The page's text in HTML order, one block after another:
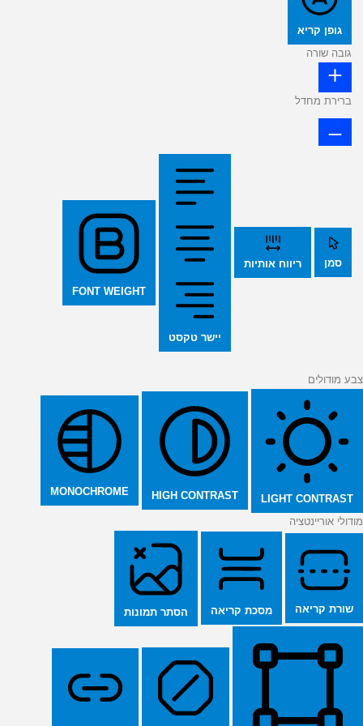
גופן קריא
גובה שורה
ברירת מחדל
סמן ריווח אותיות
יישר טקסט
FONT WEIGHT
צבע מודולים
LIGHT CONTRAST
HIGH CONTRAST
MONOCHROME
מודולי אוריינטציה
שורת קריאה מסכת קריאה הסתר תמונות